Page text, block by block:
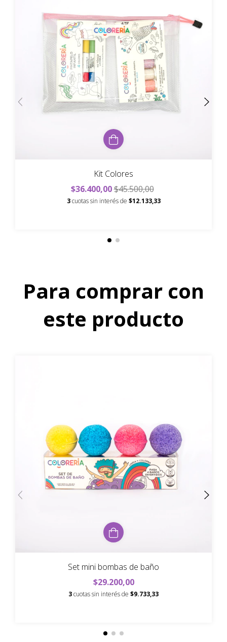
Kit Colores
$36.400,00$45.500,00
3 cuotas sin interés de $12.133,33
Para comprar con
este producto
Set mini bombas de baño
$29.200,00
3cuotas sin interés de $9.733,33